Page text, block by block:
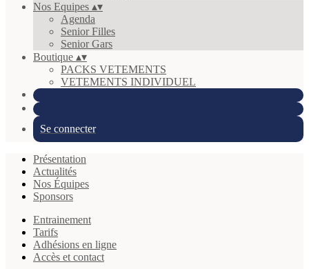
Nos Equipes ▴▾
Agenda
Senior Filles
Senior Gars
Boutique ▴▾
PACKS VETEMENTS
VETEMENTS INDIVIDUEL
Se connecter
Présentation
Actualités
Nos Équipes
Sponsors
Entrainement
Tarifs
Adhésions en ligne
Accès et contact